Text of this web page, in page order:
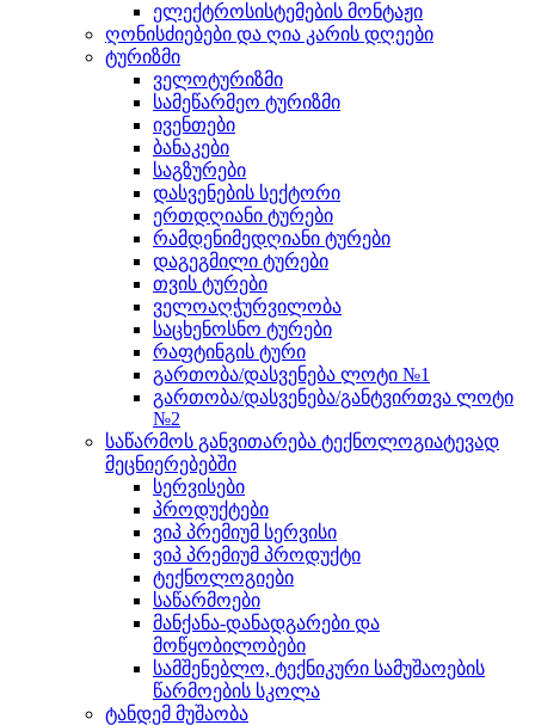
ელექტროსისტემების მონტაჟი
ღონისძიებები და ღია კარის დღეები
ტურიზმი
ველოტურიზმი
სამეწარმეო ტურიზმი
ივენთები
ბანაკები
საგზურები
დასვენების სექტორი
ერთდღიანი ტურები
რამდენიმედღიანი ტურები
დაგეგმილი ტურები
თვის ტურები
ველოაღჭურვილობა
საცხენოსნო ტურები
რაფტინგის ტური
გართობა/დასვენება ლოტი №1
გართობა/დასვენება/განტვირთვა ლოტი
№2
საწარმოს განვითარება ტექნოლოგიატევად
მეცნიერებებში
სერვისები
პროდუქტები
ვიპ პრემიუმ სერვისი
ვიპ პრემიუმ პროდუქტი
ტექნოლოგიები
საწარმოები
მანქანა-დანადგარები და
მოწყობილობები
სამშენებლო, ტექნიკური სამუშაოების
წარმოების სკოლა
ტანდემ მუშაობა